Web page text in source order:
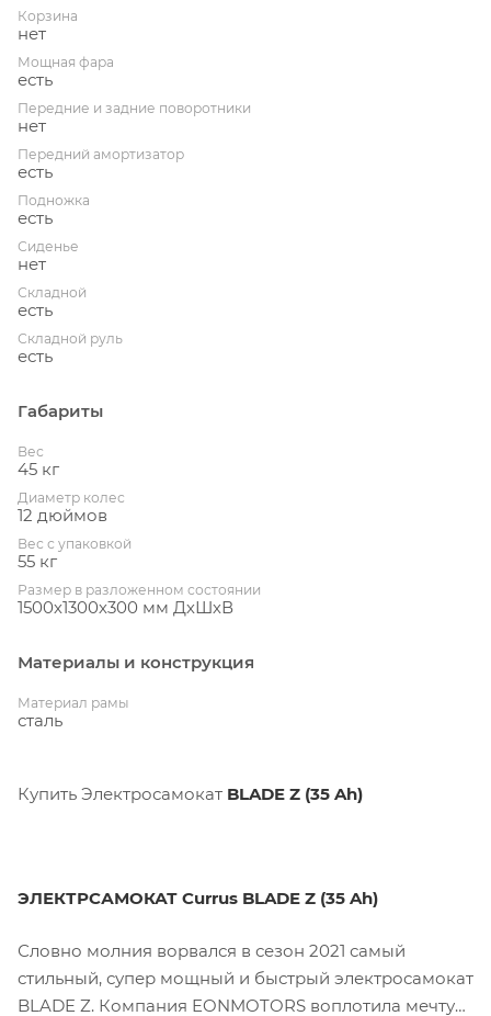
Корзина
нет
Мощная фара
есть
Передние и задние поворотники
нет
Передний амортизатор
есть
Подножка
есть
Сиденье
нет
Складной
есть
Складной руль
есть
Габариты
Вес
45 кг
Диаметр колес
12 дюймов
Вес с упаковкой
55 кг
Размер в разложенном состоянии
1500х1300х300 мм ДхШхВ
Материалы и конструкция
Материал рамы
сталь
Купить Электросамокат BLADE Z (35 Ah)
ЭЛЕКТРСАМОКАТ Currus BLADE Z (35 Ah)
Словно молния ворвался в сезон 2021 самый
стильный, супер мощный и быстрый электросамокат
BLADE Z. Компания EONMOTORS воплотила мечту